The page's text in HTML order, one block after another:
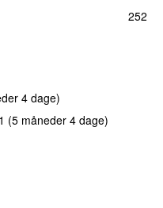
252
4 dage)
(5 måneder 4 dage)